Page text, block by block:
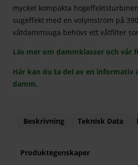
mycket kompakta
sugeffekt med en volymström på
våtdammsuga behövs ett våtfilter
Läs mer om dammklasser och
Här kan du ta del av en informativ
damm.
Beskrivning Teknisk Data
Produktegenskaper